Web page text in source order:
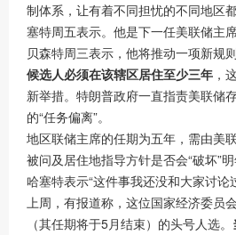
制体系，让有着不同担忧的不同地区
塞特周五表示。他是下一任美联储主
贝森特周三表示，他将推动一项新规则
候选人必须在该辖区居住至少三年 ，
新举措。特朗普政府一直指责美联储
的“任务偏离”。
地区联储主席的任期为五年，需由美
被问及居住地指导方针是否会“破坏”
哈塞特表示“这件事我还没和大家讨论过
上周，有报道称，这位国家经济委员
（其任期将于5月结束）的头号人选。